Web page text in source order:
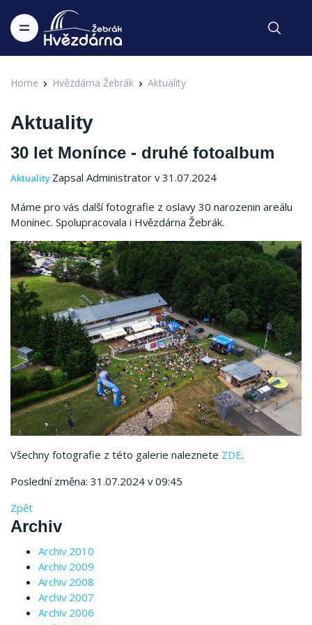
Home Hvězdárna Žebrák Aktuality
Aktuality
30 let Monínce - druhé fotoalbum
Aktuality Zapsal Administrator v 31.07.2024
Máme pro vás další fotografie z oslavy 30 narozenin areálu
Monínec. Spolupracovala i Hvězdárna Žebrák.
Všechny fotografie z této galerie naleznete ZDE.
Poslední změna: 31.07.2024 v 09:45
Zpět
Archiv
Archiv 2010
Archiv 2009
Archiv 2008
Archiv 2007
Archiv 2006